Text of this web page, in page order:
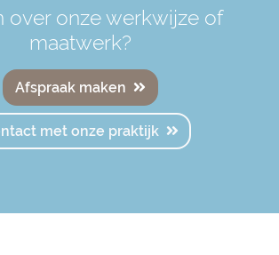
over onze werkwijze of
maatwerk?
Afspraak maken
met onze praktijk